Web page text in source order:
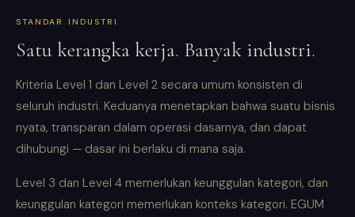
STANDAR INDUSTRI
Satu kerangka kerja. Banyak industri.
Kriteria Level 1 dan Level 2 secara umum konsisten di
seluruh industri. Keduanya menetapkan bahwa suatu bisnis
nyata, transparan dalam operasi dasarnya, dan dapat
dihubungi — dasar ini berlaku di mana saja.
Level 3 dan Level 4 memerlukan keunggulan kategori, dan
keunggulan kategori memerlukan konteks kategori. EGUM